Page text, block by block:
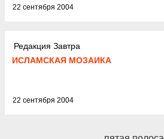
22 сентября 2004
Редакция Завтра
ИСЛАМСКАЯ МОЗАИКА
22 сентября 2004